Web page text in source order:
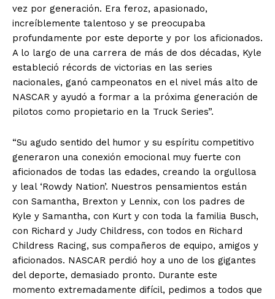
vez por generación. Era feroz, apasionado,
increíblemente talentoso y se preocupaba
profundamente por este deporte y por los aficionados.
A lo largo de una carrera de más de dos décadas, Kyle
estableció récords de victorias en las series
nacionales, ganó campeonatos en el nivel más alto de
NASCAR y ayudó a formar a la próxima generación de
pilotos como propietario en la Truck Series”.
“Su agudo sentido del humor y su espíritu competitivo
generaron una conexión emocional muy fuerte con
aficionados de todas las edades, creando la orgullosa
y leal ‘Rowdy Nation’. Nuestros pensamientos están
con Samantha, Brexton y Lennix, con los padres de
Kyle y Samantha, con Kurt y con toda la familia Busch,
con Richard y Judy Childress, con todos en Richard
Childress Racing, sus compañeros de equipo, amigos y
aficionados. NASCAR perdió hoy a uno de los gigantes
del deporte, demasiado pronto. Durante este
momento extremadamente difícil, pedimos a todos que